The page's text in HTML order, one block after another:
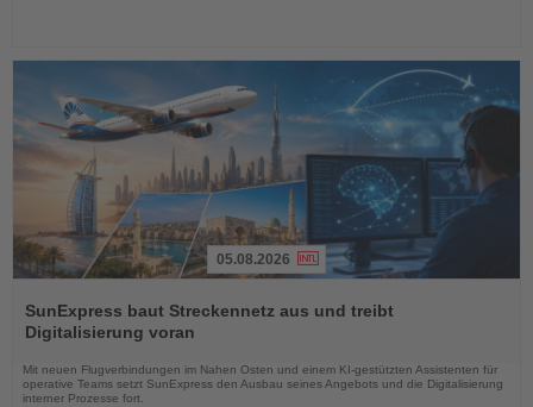
Sie
die
Nachrichten
05.08.2026
SunExpress baut Streckennetz aus und treibt
Digitalisierung voran
Mit neuen Flugverbindungen im Nahen Osten und einem KI-gestützten Assistenten für
operative Teams setzt SunExpress den Ausbau seines Angebots und die Digitalisierung
interner Prozesse fort.